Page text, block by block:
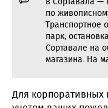
в Сортавала —
по
парк,
Сортавале на
магазина. На
Для корпоративных